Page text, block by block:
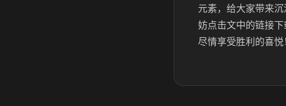
元素，给大家带来
妨点击文中的链接
尽情享受胜利的喜悦